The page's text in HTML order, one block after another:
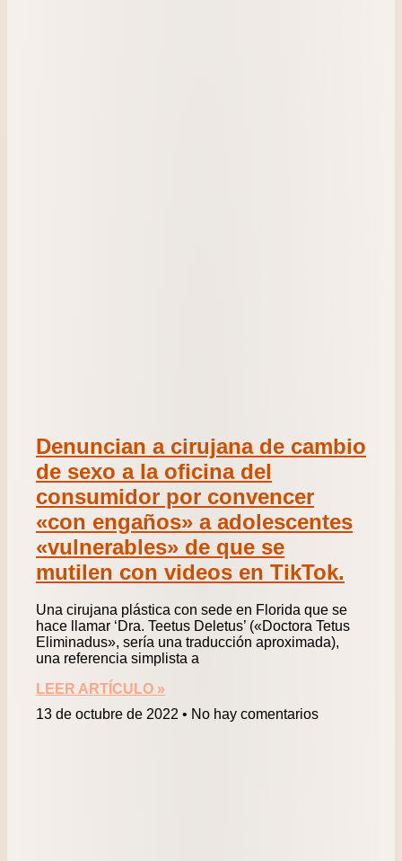
Denuncian a cirujana de cambio
de sexo a la oficina del
consumidor por convencer
«con engaños» a adolescentes
«vulnerables» de que se
mutilen con videos en TikTok.
Una cirujana plástica con sede en Florida que se
hace llamar ‘Dra. Teetus Deletus’ («Doctora Tetus
Eliminadus», sería una traducción aproximada),
una referencia simplista a
LEER ARTÍCULO »
13 de octubre de 2022
No hay comentarios